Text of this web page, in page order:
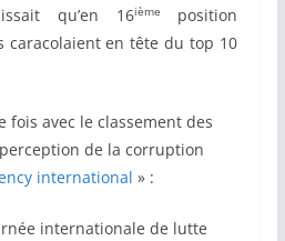
qu’en 16ième
position
caracolaient en tête du top 10
fois avec le classement des
de la corruption
international » :
internationale de lutte